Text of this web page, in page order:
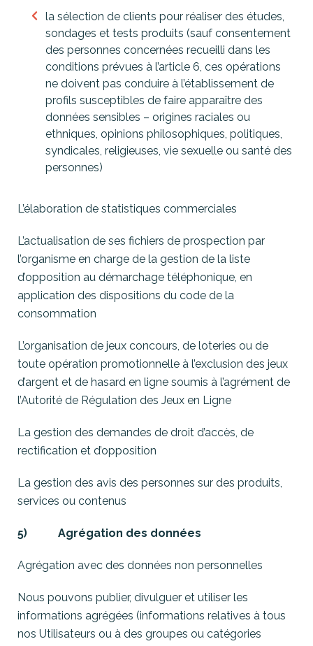
la sélection de clients pour réaliser des études,
sondages et tests produits (sauf consentement
des personnes concernées recueilli dans les
conditions prévues à l’article 6, ces opérations
ne doivent pas conduire à l’établissement de
profils susceptibles de faire apparaître des
données sensibles – origines raciales ou
ethniques, opinions philosophiques, politiques,
syndicales, religieuses, vie sexuelle ou santé des
personnes)
L’élaboration de statistiques commerciales
L’actualisation de ses fichiers de prospection par
l’organisme en charge de la gestion de la liste
d’opposition au démarchage téléphonique, en
application des dispositions du code de la
consommation
L’organisation de jeux concours, de loteries ou de
toute opération promotionnelle à l’exclusion des jeux
d’argent et de hasard en ligne soumis à l’agrément de
l’Autorité de Régulation des Jeux en Ligne
La gestion des demandes de droit d’accès, de
rectification et d’opposition
La gestion des avis des personnes sur des produits,
services ou contenus
5) Agrégation des données
Agrégation avec des données non personnelles
Nous pouvons publier, divulguer et utiliser les
informations agrégées (informations relatives à tous
nos Utilisateurs ou à des groupes ou catégories